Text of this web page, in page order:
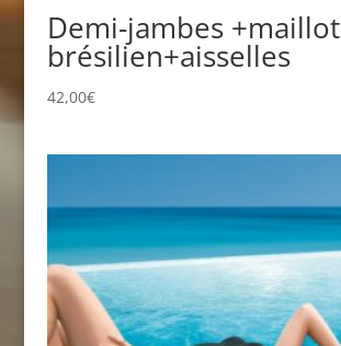
Demi-jambes +maillot
brésilien+aisselles
42,00€